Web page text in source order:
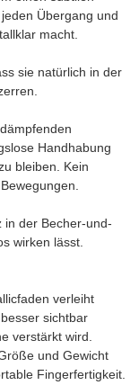
Übergang und
macht.
sie natürlich in der
Handhabung
bleiben. Kein
in der Becher-und-
wirken lässt.
verleiht
sichtbar
verstärkt wird.
und Gewicht
Fingerfertigkeit.